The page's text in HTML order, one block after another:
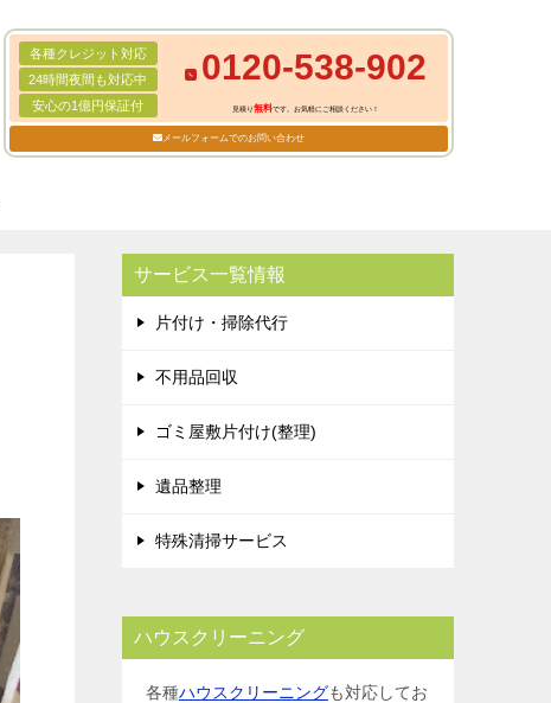
各種クレジット対応
24時間夜間も対応中
安心の1億円保証付
0120-538-902
見積り無料です。お気軽にご相談ください！
メールフォームでのお問い合わせ
サービス一覧情報
片付け・掃除代行
不用品回収
ゴミ屋敷片付け(整理)
遺品整理
特殊清掃サービス
ハウスクリーニング
各種ハウスクリーニングも対応してお